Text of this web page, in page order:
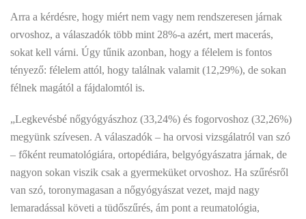
Arra a kérdésre, hogy miért nem vagy nem rendszeresen járnak
orvoshoz, a válaszadók több mint 28%-a azért, mert macerás,
sokat kell várni. Úgy tűnik azonban, hogy a félelem is fontos
tényező: félelem attól, hogy találnak valamit (12,29%), de sokan
félnek magától a fájdalomtól is.
„Legkevésbé nőgyógyászhoz (33,24%) és fogorvoshoz (32,26%)
megyünk szívesen. A válaszadók – ha orvosi vizsgálatról van szó
– főként reumatológiára, ortopédiára, belgyógyászatra járnak, de
nagyon sokan viszik csak a gyermeküket orvoshoz. Ha szűrésről
van szó, toronymagasan a nőgyógyászat vezet, majd nagy
lemaradással követi a tüdőszűrés, ám pont a reumatológia,